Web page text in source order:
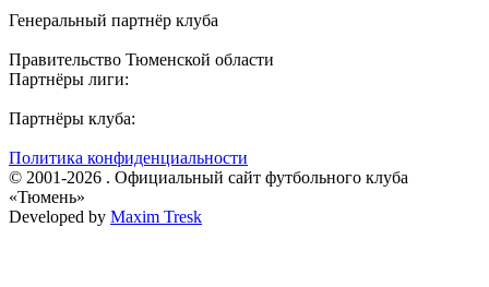
Генеральный партнёр клуба
Правительство Тюменской области
Партнёры лиги:
Партнёры клуба:
Политика конфиденциальности
© 2001-2026 . Официальный сайт футбольного клуба
«Тюмень»
Developed by Maxim Tresk